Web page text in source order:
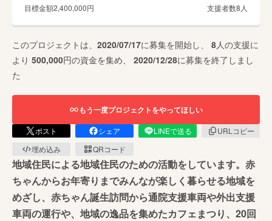
目標金額2,400,000円 支援者数8 人
このプロジェクトは、 2020/07/17に募集を開始し、 8人の支援に
より 500,000円の資金を集め、 2020/12/28に募集を終了しまし
た
もう一度プロジェクトをやってほしい
ポスト シェア LINEで送る
URLコピー
埋め込み
QRコード
地域住民による地域住民のための活動をしています。赤
ちゃんからお年寄りまでみんなが楽しく暮らせる地域を
めざし、赤ちゃん誕生訪問から通院支援車両や外出支援
車両の運行や、地域の逸品を集めたカフェまつり、20回